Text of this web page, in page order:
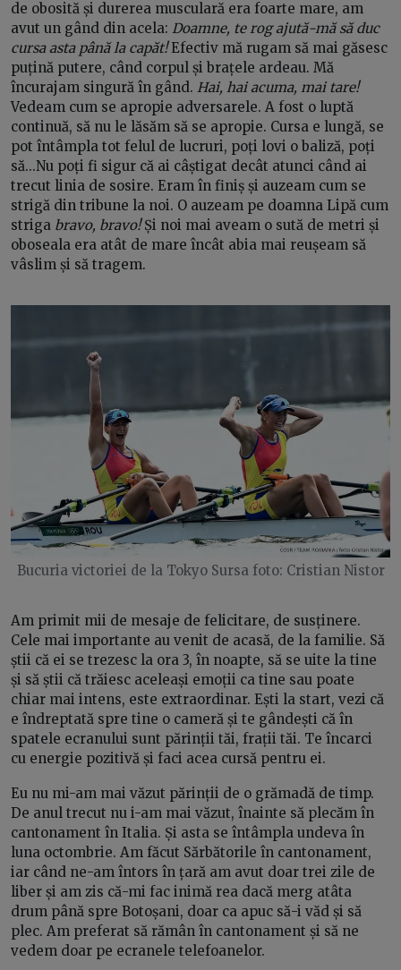
de obosită și durerea musculară era foarte mare, am
avut un gând din acela: Doamne, te rog ajută-mă să duc
cursa asta până la capăt!Efectiv mă rugam să mai găsesc
puțină putere, când corpul și brațele ardeau. Mă
încurajam singură în gând. Hai, hai acuma, mai tare!
Vedeam cum se apropie adversarele. A fost o luptă
continuă, să nu le lăsăm să se apropie. Cursa e lungă, se
pot întâmpla tot felul de lucruri, poți lovi o baliză, poți
să...Nu poți fi sigur că ai câștigat decât atunci când ai
trecut linia de sosire. Eram în finiș și auzeam cum se
strigă din tribune la noi. O auzeam pe doamna Lipă cum
striga bravo, bravo!Și noi mai aveam o sută de metri și
oboseala era atât de mare încât abia mai reușeam să
vâslim și să tragem.
Bucuria victoriei de la Tokyo Sursa foto: Cristian Nistor
Am primit mii de mesaje de felicitare, de susținere.
Cele mai importante au venit de acasă, de la familie. Să
știi că ei se trezesc la ora 3, în noapte, să se uite la tine
și să știi că trăiesc aceleași emoții ca tine sau poate
chiar mai intens, este extraordinar. Ești la start, vezi că
e îndreptată spre tine o cameră și te gândești că în
spatele ecranului sunt părinții tăi, frații tăi. Te încarci
cu energie pozitivă și faci acea cursă pentru ei.
Eu nu mi-am mai văzut părinții de o grămadă de timp.
De anul trecut nu i-am mai văzut, înainte să plecăm în
cantonament în Italia. Și asta se întâmpla undeva în
luna octombrie. Am făcut Sărbătorile în cantonament,
iar când ne-am întors în țară am avut doar trei zile de
liber și am zis că-mi fac inimă rea dacă merg atâta
drum până spre Botoșani, doar ca apuc să-i văd și să
plec. Am preferat să rămân în cantonament și să ne
vedem doar pe ecranele telefoanelor.